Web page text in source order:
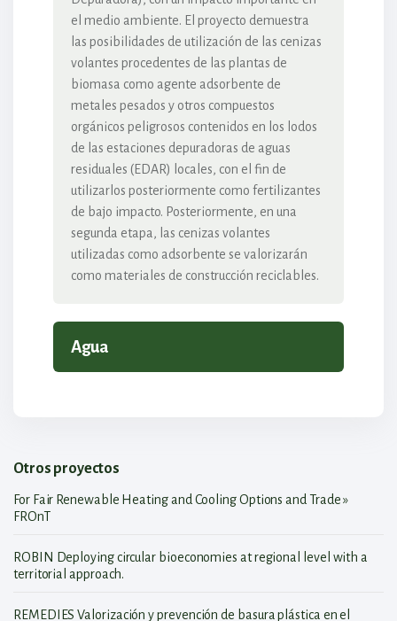
el medio ambiente. El proyecto demuestra
las posibilidades de utilización de las cenizas
volantes procedentes de las plantas de
biomasa como agente adsorbente de
metales pesados y otros compuestos
orgánicos peligrosos contenidos en los lodos
de las estaciones depuradoras de aguas
residuales (EDAR) locales, con el fin de
utilizarlos posteriormente como fertilizantes
de bajo impacto. Posteriormente, en una
segunda etapa, las cenizas volantes
utilizadas como adsorbente se valorizarán
como materiales de construcción reciclables.
Agua
Otros proyectos
For Fair Renewable Heating and Cooling Options and Trade »
FROnT
ROBIN Deploying circular bioeconomies at regional level with a
territorial approach.
REMEDIES Valorización y prevención de basura plástica en el